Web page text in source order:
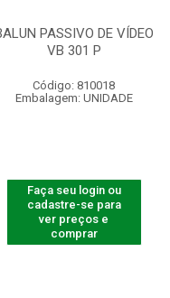
PASSIVO DE VÍDEO
VB 301 P
Código: 810018
Embalagem: UNIDADE
Faça seu login ou
cadastre-se para
ver preços e
comprar